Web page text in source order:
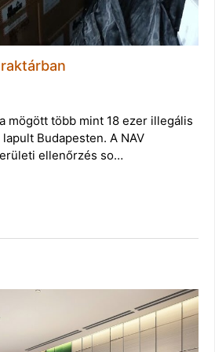
mögött több mint 18 ezer illegális
Budapesten. A NAV
ellenőrzés so…